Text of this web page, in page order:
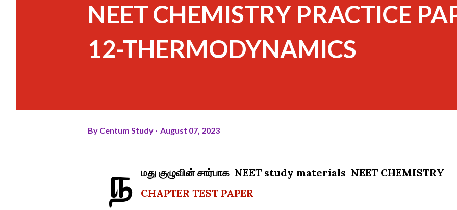
NEET CHEMISTRY PRACTICE
12-THERMODYNAMICS
By Centum Study August 07, 2023
ந
மது குழுவின் சார்பாக NEET study materials NEET CHEMISTRY
CHAPTER TEST PAPER